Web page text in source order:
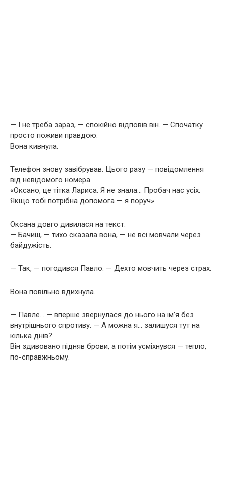
— І не треба зараз, — спокійно відповів він. — Спочатку
просто поживи правдою.
Вона кивнула.
Телефон знову завібрував. Цього разу — повідомлення
від невідомого номера.
«Оксано, це тітка Лариса. Я не знала… Пробач нас усіх.
Якщо тобі потрібна допомога — я поруч».
Оксана довго дивилася на текст.
— Бачиш, — тихо сказала вона, — не всі мовчали через
байдужість.
— Так, — погодився Павло. — Дехто мовчить через страх.
Вона повільно вдихнула.
— Павле… — вперше звернулася до нього на ім’я без
внутрішнього спротиву. — А можна я… залишуся тут на
кілька днів?
Він здивовано підняв брови, а потім усміхнувся — тепло,
по-справжньому.